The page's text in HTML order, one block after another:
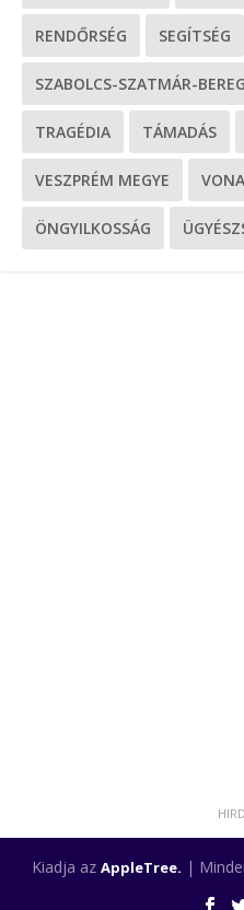
RENDŐRSÉG SEGÍTSÉG
SZABOLCS-SZATMÁR-
TRAGÉDIA TÁMADÁS
VESZPRÉM MEGYE
ÖNGYILKOSSÁG
Kiadja az AppleTree. |